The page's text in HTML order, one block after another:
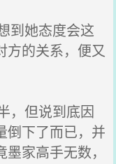
到她态度会这
方的关系，便又
，但说到底因
倒下了而已，并
家高手无数，